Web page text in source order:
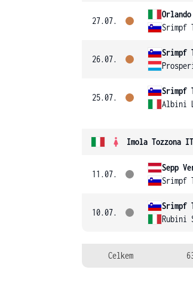
27.07.
Srimpf
26.07.
Srimpf
25.07.
Srimpf
Albini
Imola Tozzona
11.07.
Sepp
Srimpf
10.07.
Srimpf
Rubini
Celkem